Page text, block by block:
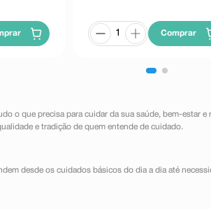
Comprar
o que precisa para cuidar da sua saúde, bem-estar
e tradição de quem entende de cuidado.
desde os cuidados básicos do dia a dia até